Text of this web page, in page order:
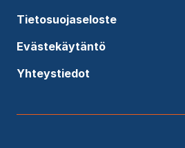
Tietosuojaseloste
Evästekäytäntö
Yhteystiedot